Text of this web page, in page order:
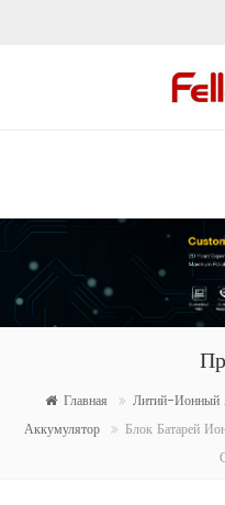
Главная Литий-Ионный
Аккумулятор
Блок Батарей